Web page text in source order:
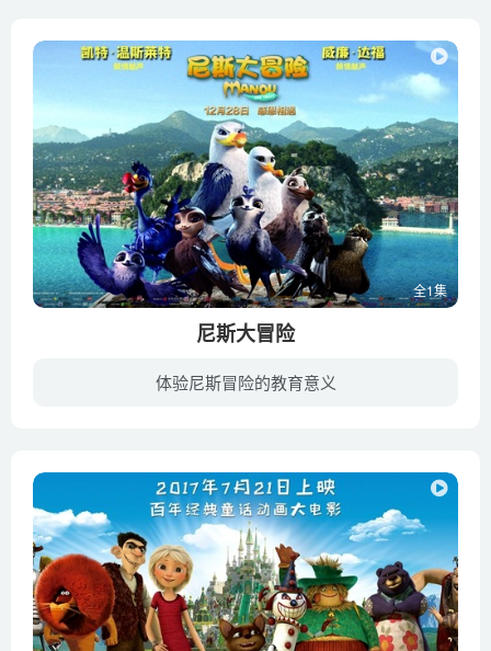
全1集
尼斯大冒险
体验尼斯冒险的教育意义